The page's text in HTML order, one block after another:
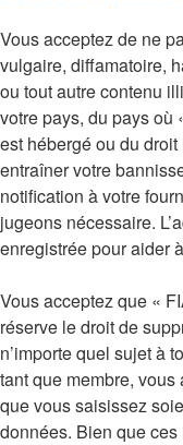
Vous acceptez de ne
vulgaire, diffamatoire,
ou tout autre contenu
votre pays, du pays où
est hébergé ou du
entraîner votre
notification à votre
jugeons nécessaire.
enregistrée pour aider
Vous acceptez que «
réserve le droit de
n’importe quel sujet à
tant que membre,
que vous saisissez
données. Bien que